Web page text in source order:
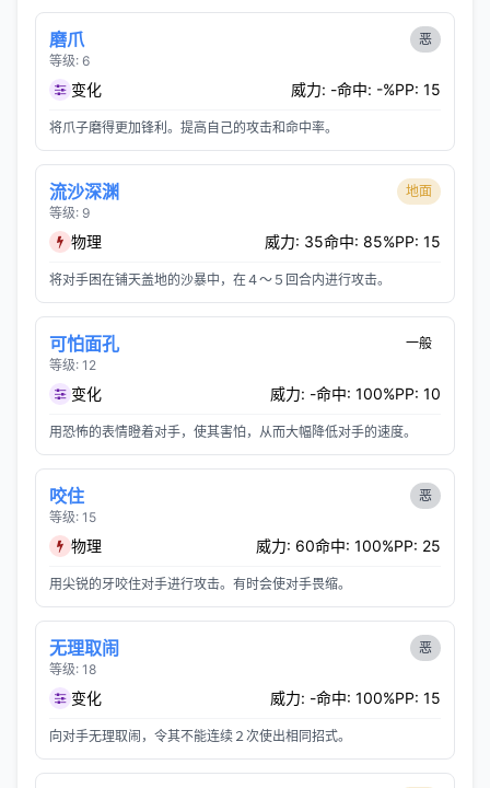
磨爪
等级: 6
恶
变化 威力: -命中: -%PP: 15
将爪子磨得更加锋利。提高自己的攻击和命中率。
流沙深渊
等级: 9
地面
物理 威力: 35命中: 85%PP: 15
将对手困在铺天盖地的沙暴中，在４～５回合内进行攻击。
可怕面孔
等级: 12
一般
变化 威力: -命中: 100%PP: 10
用恐怖的表情瞪着对手，使其害怕，从而大幅降低对手的速度。
咬住
等级: 15
恶
物理 威力: 60命中: 100%PP: 25
用尖锐的牙咬住对手进行攻击。有时会使对手畏缩。
无理取闹
等级: 18
恶
变化 威力: -命中: 100%PP: 15
向对手无理取闹，令其不能连续２次使出相同招式。